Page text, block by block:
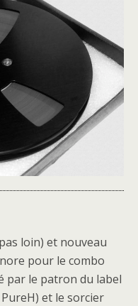
loin) et nouveau
pour le combo
par le patron du label
et le sorcier